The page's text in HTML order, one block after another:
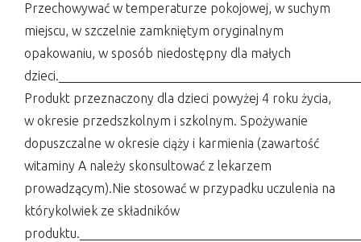
Przechowywać w temperaturze pokojowej, w suchym
miejscu, w szczelnie zamkniętym oryginalnym
opakowaniu, w sposób niedostępny dla małych
Produkt przeznaczony dla dzieci powyżej 4 roku życia,
w okresie przedszkolnym i szkolnym. Spożywanie
dopuszczalne w okresie ciąży i karmienia (zawartość
witaminy A należy skonsultować z lekarzem
prowadzącym).Nie stosować w przypadku uczulenia na
którykolwiek ze składników